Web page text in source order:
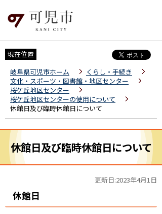
現在位置
岐阜県可児市ホーム
くらし・手続き
文化・スポーツ・図書館・地区センター
桜ケ丘地区センター
桜ケ丘地区センターの使用について
休館日及び臨時休館日について
休館日及び臨時休館日について
更新日:2023年4月1日
休館日